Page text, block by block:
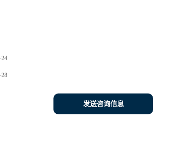
24
28
发送咨询信息